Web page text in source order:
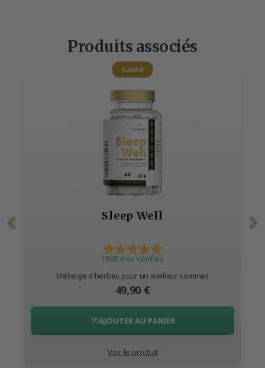
Produits associés
Santé
Sleep Well
1888 Avis Vérifiés
Mélange d'herbes pour un meilleur sommeil
49,90 €
AJOUTER AU PANIER
Voir le produit